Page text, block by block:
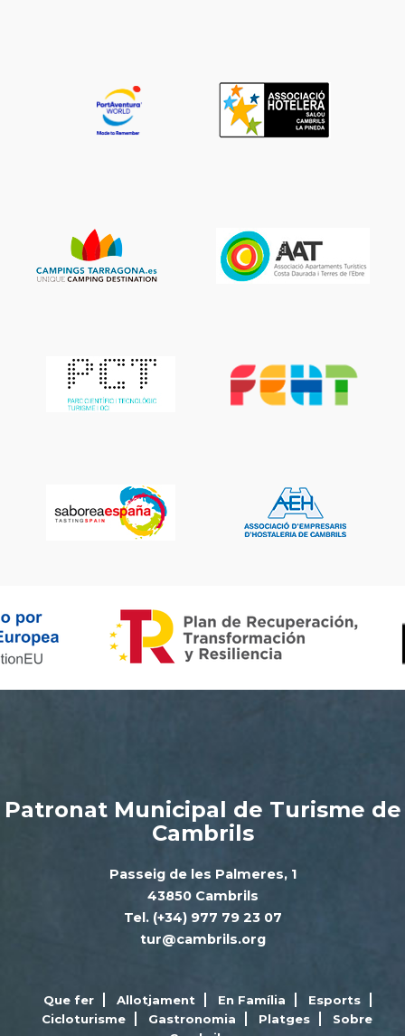
Patronat Municipal de Turisme de
Cambrils
Passeig de les Palmeres, 1
43850 Cambrils
Tel. (+34) 977 79 23 07
tur@cambrils.org
Que fer Allotjament En Família
Esports
Cicloturisme
Gastronomia Platges
Sobre